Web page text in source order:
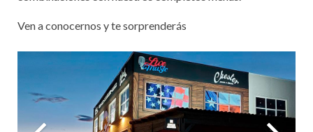
Ven a conocernos y te sorprenderás